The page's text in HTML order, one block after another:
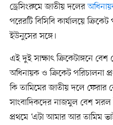
ড্রেসিংরুমে জাতীয় দলের
পরেরটি বিসিবি কার্যালয়ে
ইউনুসের সঙ্গে।
এই দুই সাক্ষাৎ ক্রিকেটাঙ্গনে
অধিনায়ক ও ক্রিকেট পরিচালনা
কি তামিমের জাতীয় দলে
সাংবাদিকদের নাজমুল বেশ সরল
প্রথমে ‘এটা আমার আর তামিম